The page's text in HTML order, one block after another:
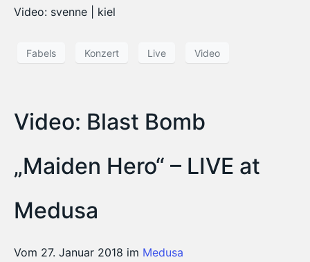
Video: svenne | kiel
Fabels Konzert Live Video
Video: Blast Bomb
„Maiden Hero“ – LIVE at
Medusa
Vom 27. Januar 2018 im Medusa